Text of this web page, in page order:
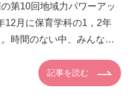
第10回地域力パワーアッ
12月に保育学科の1，2年
時間のない中、みんなで
記事を読む